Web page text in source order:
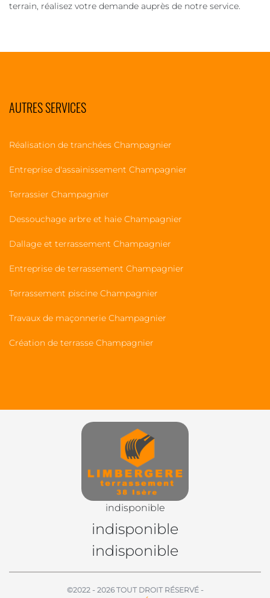
terrain, réalisez votre demande auprès de notre service.
AUTRES SERVICES
Réalisation de tranchées Champagnier
Entreprise d'assainissement Champagnier
Terrassier Champagnier
Dessouchage arbre et haie Champagnier
Dallage et terrassement Champagnier
Entreprise de terrassement Champagnier
Terrassement piscine Champagnier
Travaux de maçonnerie Champagnier
Création de terrasse Champagnier
indisponible
indisponible
indisponible
©2022 - 2026 TOUT DROIT RÉSERVÉ -